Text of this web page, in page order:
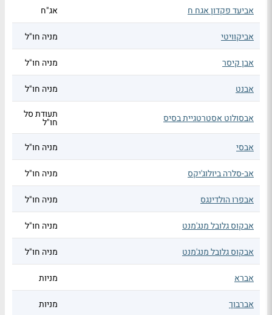
אביעד פקדון אגח ח אג"ח
אביקוויטי מניה חו"ל
אבן קיסר מניה חו"ל
אבנט מניה חו"ל
אבסולוט אסטרטגיית בסיס תעודת סל
חו"ל
אבסי
מניה חו"ל
אב-סלרה ביולוג'יקס מניה חו"ל
אבפרו הולדינגס מניה חו"ל
אבקוס גלובל מנג'מנט מניה חו"ל
אבקוס גלובל מנג'מנט מניה חו"ל
אברא מניות
אברבוך מניות